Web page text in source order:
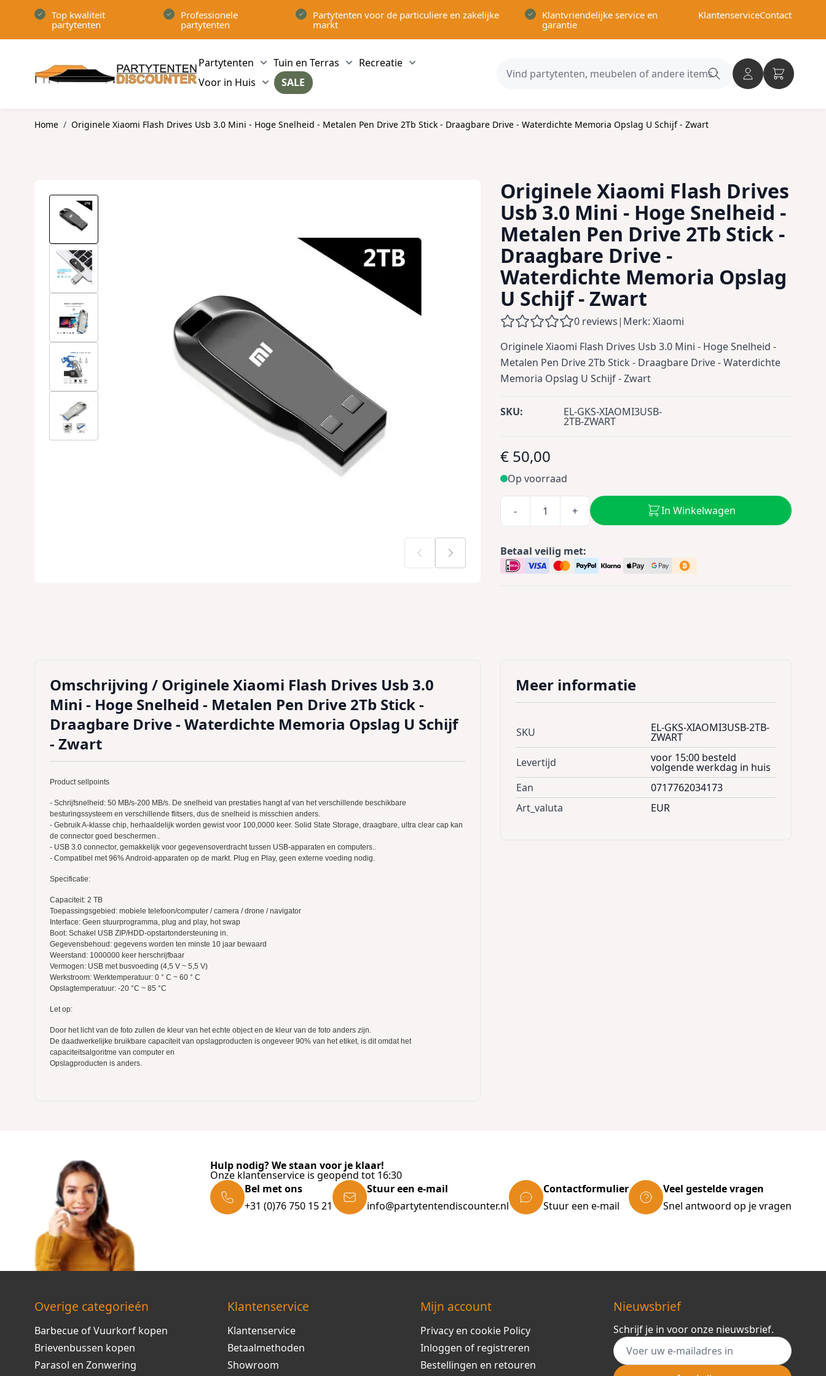
Top kwaliteit
partytenten
Professionele
partytenten
Partytenten voor de particuliere en zakelijke
markt
Klantvriendelijke service en
garantie
KlantenserviceContact
Partytenten
Show submenu for Partytenten category
Tuin en Terras
Show submenu for Tuin en Terras category
Recreatie
Show submenu for Recreatie category
Voor in Huis
Show submenu for Voor in Huis category
SALE
Search
Home / Originele Xiaomi Flash Drives Usb 3.0 Mini - Hoge Snelheid - Metalen Pen Drive 2Tb Stick - Draagbare Drive - Waterdichte Memoria Opslag U Schijf - Zwart
Originele Xiaomi Flash Drives
Usb 3.0 Mini - Hoge Snelheid -
Metalen Pen Drive 2Tb Stick -
Draagbare Drive -
Waterdichte Memoria Opslag
U Schijf - Zwart
0 reviews| Merk: Xiaomi
Originele Xiaomi Flash Drives Usb 3.0 Mini - Hoge Snelheid -
Metalen Pen Drive 2Tb Stick - Draagbare Drive - Waterdichte
Memoria Opslag U Schijf - Zwart
SKU: EL-GKS-XIAOMI3USB-
2TB-ZWART
€ 50,00
Op voorraad
- + In Winkelwagen
Betaal veilig met:
Omschrijving / Originele Xiaomi Flash Drives Usb 3.0
Mini - Hoge Snelheid - Metalen Pen Drive 2Tb Stick -
Draagbare Drive - Waterdichte Memoria Opslag U Schijf
- Zwart
Product sellpoints
- Schrijfsnelheid: 50 MB/s-200 MB/s. De snelheid van prestaties hangt af van het verschillende beschikbare
besturingssysteem en verschillende flitsers, dus de snelheid is misschien anders.
- Gebruik A-klasse chip, herhaaldelijk worden gewist voor 100,0000 keer. Solid State Storage, draagbare, ultra clear cap kan
de connector goed beschermen..
- USB 3.0 connector, gemakkelijk voor gegevensoverdracht tussen USB-apparaten en computers..
- Compatibel met 96% Android-apparaten op de markt. Plug en Play, geen externe voeding nodig.
Specificatie:
Capaciteit: 2 TB
Toepassingsgebied: mobiele telefoon/computer / camera / drone / navigator
Interface: Geen stuurprogramma, plug and play, hot swap
Boot: Schakel USB ZIP/HDD-opstartondersteuning in.
Gegevensbehoud: gegevens worden ten minste 10 jaar bewaard
Weerstand: 1000000 keer herschrijfbaar
Vermogen: USB met busvoeding (4,5 V ~ 5,5 V)
Werkstroom: Werktemperatuur: 0 ° C ~ 60 ° C
Opslagtemperatuur: -20 °C ~ 85 °C
Let op:
Door het licht van de foto zullen de kleur van het echte object en de kleur van de foto anders zijn.
De daadwerkelijke bruikbare capaciteit van opslagproducten is ongeveer 90% van het etiket, is dit omdat het
capaciteitsalgoritme van computer en
Opslagproducten is anders.
Meer informatie
SKU EL-GKS-XIAOMI3USB-2TB-
ZWART
Levertijd
voor 15:00 besteld
volgende werkdag in huis
Ean
0717762034173
Art_valuta
EUR
Hulp nodig? We staan voor je klaar!
Onze klantenservice is geopend tot 16:30
Bel met ons
+31 (0)76 750 15 21
Stuur een e-mail
info@partytentendiscounter.nl
Contactformulier
Stuur een e-mail
Veel gestelde vragen
Snel antwoord op je vragen
Overige categorieén
Barbecue of Vuurkorf kopen
Brievenbussen kopen
Parasol en Zonwering
Klantenservice
Klantenservice
Betaalmethoden
Showroom
Mijn account
Privacy en cookie Policy
Inloggen of registreren
Bestellingen en retouren
Nieuwsbrief
Schrijf je in voor onze nieuwsbrief.
E-mail adres